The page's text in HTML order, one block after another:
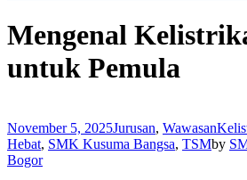
Mengenal
untuk Pemula
November 5, 2025Jurusan, Wawasan
Hebat, SMK Kusuma Bangsa, TSMby
Bogor